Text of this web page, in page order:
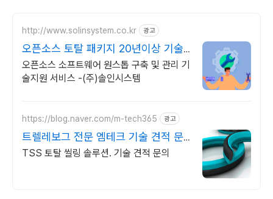
http://www.solinsystem.co.kr 광고
오픈소스 토탈 패키지 20년이상 기술
지원 노하우
오픈소스 소프트웨어 원스톱 구축 및 관리 기
술지원 서비스 -(주)솔인시스템
https://blog.naver.com/m-tech365 광고
트렐레보그 전문 엠테크 기술 견적 문
의
TSS 토탈 씰링 솔루션. 기술 견적 문의